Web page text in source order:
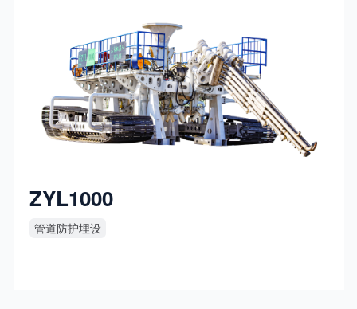
ZYL1000
管道防护埋设